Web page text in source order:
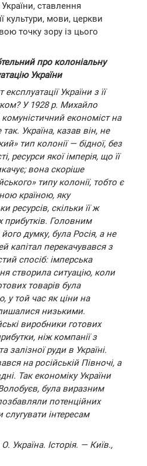
ставлення
культури, мови, церкви
точку зору із цього
про колоніальну
України
України з її
У 1928 р. Михайло
економіст на
Україна, казав він, не
тип колонії — бідної, без
ресурси якої імперія, що її
вона скоріше
типу колонії, тобто є
країною, яку
ресурсів, скільки її ж
прибутків. Головним
думку, була Росія, а не
капітал перекачувався з
спосіб: імперська
створила ситуацію, коли
товарів була
у той час як ціни на
низькими.
виробники готових
ніж компанії з
залізної руди в Україні.
на російській Півночі, а
Так економіку України
була виразним
потенційних
слугувати інтересам
Україна. Історія. — Київ.,